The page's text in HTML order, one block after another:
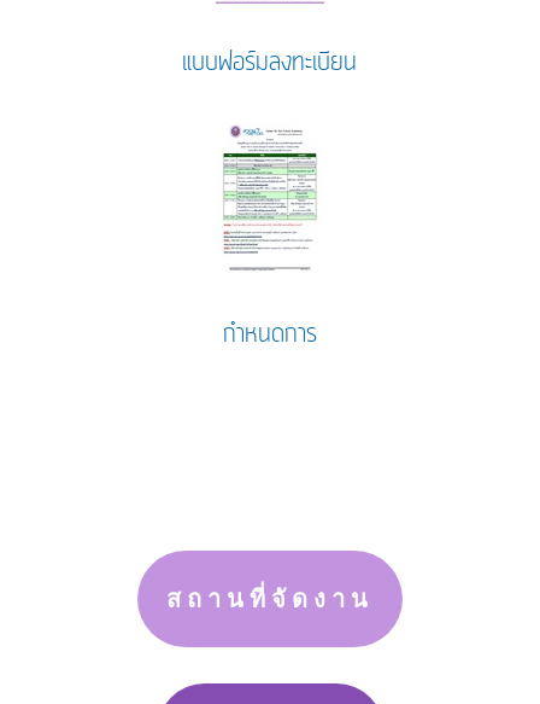
แบบฟอร์มลงทะเบียน
กำหนดการ
สถานที่จัดงาน